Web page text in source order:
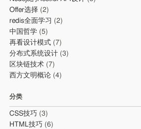
Offer选择 (2)
redis全面学习 (2)
中国哲学 (5)
再看设计模式 (7)
分布式系统设计 (3)
区块链技术 (7)
西方文明概论 (4)
分类
CSS技巧 (3)
HTML技巧 (6)